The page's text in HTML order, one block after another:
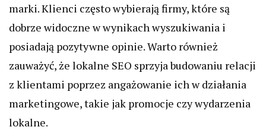
marki. Klienci często wybierają firmy, które są
dobrze widoczne w wynikach wyszukiwania i
posiadają pozytywne opinie. Warto również
zauważyć, że lokalne SEO sprzyja budowaniu relacji
z klientami poprzez angażowanie ich w działania
marketingowe, takie jak promocje czy wydarzenia
lokalne.